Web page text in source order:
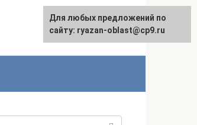
Для любых предложений по
сайту: ryazan-oblast@cp9.ru